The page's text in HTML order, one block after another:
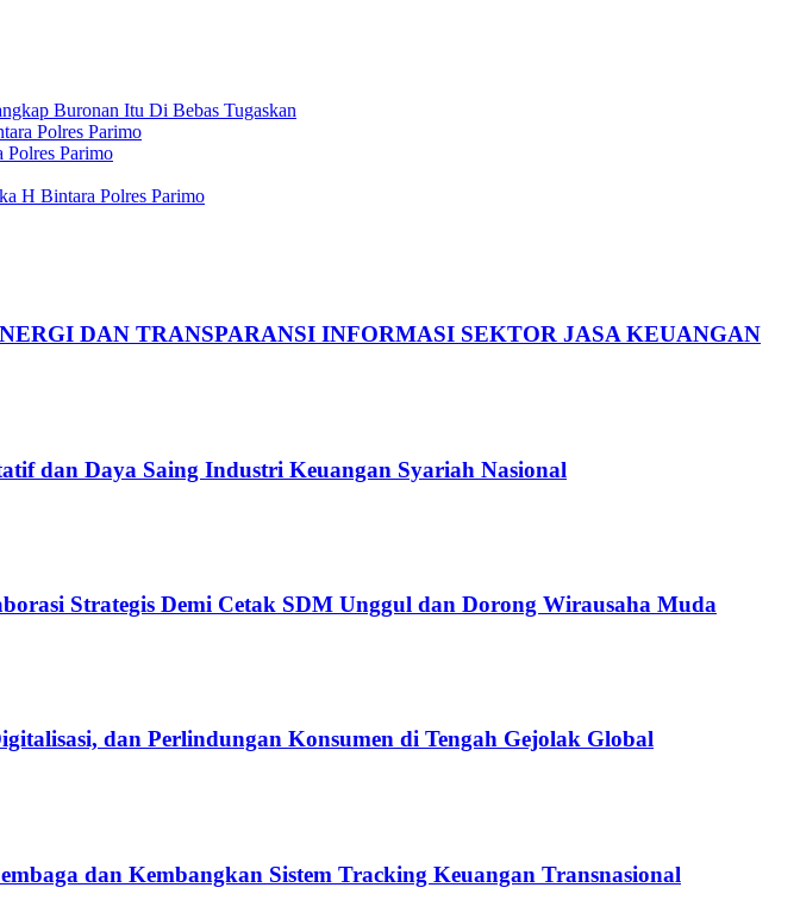
Buronan Itu Di Bebas Tugaskan
Polres Parimo
Parimo
H Bintara Polres Parimo
DAN TRANSPARANSI INFORMASI SEKTOR JASA KEUANGAN
dan Daya Saing Industri Keuangan Syariah Nasional
Strategis Demi Cetak SDM Unggul dan Dorong Wirausaha Muda
dan Perlindungan Konsumen di Tengah Gejolak Global
dan Kembangkan Sistem Tracking Keuangan Transnasional